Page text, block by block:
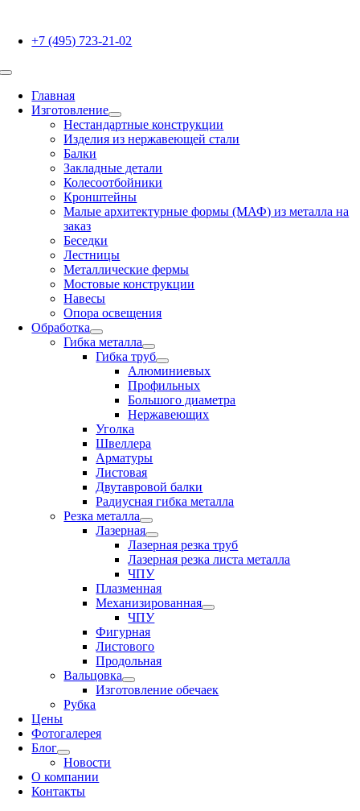
content+7 (495) 723-21-02
Toggle
NavigationГлавная
Изготовление
Нестандартные конструкции
Изделия из нержавеющей стали
Балки
Закладные детали
Колесоотбойники
Кронштейны
Малые архитектурные формы (МАФ) из металла на
заказ
Беседки
Лестницы
Металлические фермы
Мостовые конструкции
Навесы
Опора освещения
Обработка
Гибка металла
Гибка труб
Алюминиевых
Профильных
Большого диаметра
Нержавеющих
Уголка
Швеллера
Арматуры
Листовая
Двутавровой балки
Радиусная гибка металла
Резка металла
Лазерная
Лазерная резка труб
Лазерная резка листа металла
ЧПУ
Плазменная
Механизированная
ЧПУ
Фигурная
Листового
Продольная
Вальцовка
Изготовление обечаек
Рубка
Цены
Фотогалерея
Блог
Новости
О компании
Контакты